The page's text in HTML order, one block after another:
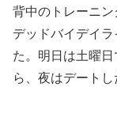
背中のトレーニ
デッドバイデイ
た。明日は土曜
ら、夜はデートし